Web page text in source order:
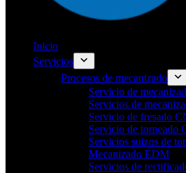
Inicio
Servicios
Procesos de mecanizado
Servicio de
Servicios de
Servicio de fresado
Servicio de torneado
Servicios suizos de
Mecanizado EDM
Servicios de